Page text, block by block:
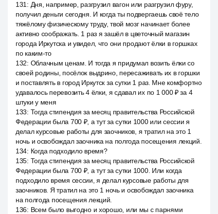
131 : Дня, например, разгрузил вагон или разгрузил фуру,
получил деньги сегодня. И когда ты подвергаешь своё тело
тяжёлому физическому труду, твой мозг начинает более
активно соображать. 1 раз я зашёл в цветочный магазин
города Иркутска и увидел, что они продают ёлки в горшках
по каким-то
132: Облачным ценам. И тогда я придумал возить ёлки со
своей родины, посёлок выдрино, пересаживать их в горшки
и поставлять в город Иркутск за сутки 1 раз. Мне комфортно
удавалось перевозить 4 ёлки, я сдавал их по 1 000 ₽ за 4
штуки у меня
133: Тогда стипендия за месяц правительства Российской
Федерации была 700 ₽, а тут за сутки 1000 или сессии я
делал курсовые работы для заочников, я тратил на это 1
ночь и освобождал заочника на полгода посещения лекций.
134: Когда подходило время?
135: Тогда стипендия за месяц правительства Российской
Федерации была 700 ₽, а тут за сутки 1000. Или когда
подходило время сессии, я делал курсовые работы для
заочников. Я тратил на это 1 ночь и освобождал заочника
на полгода посещения лекций.
136: Всем было выгодно и хорошо, или мы с парнями